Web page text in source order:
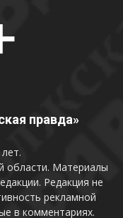
правда»
области. Материалы
Редакция не
рекламной
в комментариях.